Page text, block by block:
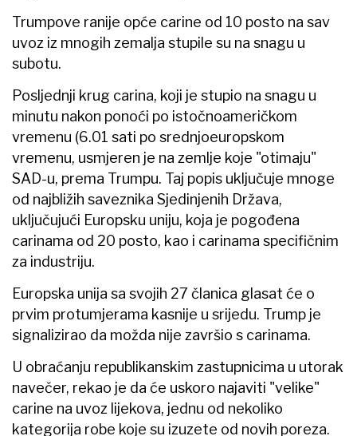
Trumpove ranije opće carine od 10 posto na sav
uvoz iz mnogih zemalja stupile su na snagu u
subotu.
Posljednji krug carina, koji je stupio na snagu u
minutu nakon ponoći po istočnoameričkom
vremenu (6.01 sati po srednjoeuropskom
vremenu, usmjeren je na zemlje koje "otimaju"
SAD-u, prema Trumpu. Taj popis uključuje mnoge
od najbližih saveznika Sjedinjenih Država,
uključujući Europsku uniju, koja je pogođena
carinama od 20 posto, kao i carinama specifičnim
za industriju.
Europska unija sa svojih 27 članica glasat će o
prvim protumjerama kasnije u srijedu. Trump je
signalizirao da možda nije završio s carinama.
U obraćanju republikanskim zastupnicima u utorak
navečer, rekao je da će uskoro najaviti "velike"
carine na uvoz lijekova, jednu od nekoliko
kategorija robe koje su izuzete od novih poreza.